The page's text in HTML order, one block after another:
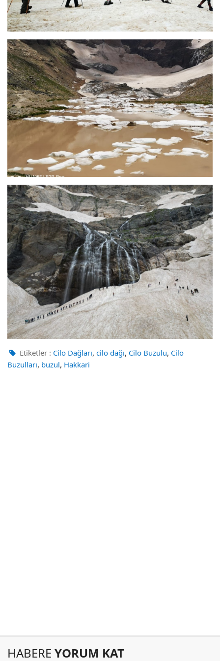
Etiketler : Cilo Dağları, cilo dağı, Cilo Buzulu, Cilo
Buzulları, buzul, Hakkari
HABERE YORUM KAT